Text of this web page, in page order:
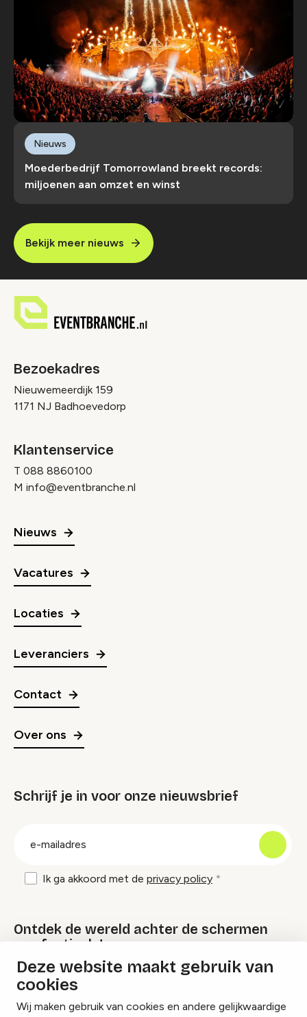
Deze website maakt gebruik van
cookies
Wij maken gebruik van cookies en andere gelijkwaardige
Moederbedrijf Tomorrowland breekt records:
miljoenen aan omzet en winst
Nieuws
Bekijk meer nieuws
Bezoekadres
Nieuwemeerdijk 159
1171 NJ Badhoevedorp
Klantenservice
T 088 8860100
M info@eventbranche.nl
Nieuws
Vacatures
Locaties
Leveranciers
Contact
Over ons
Schrijf je in voor onze nieuwsbrief
Ik ga akkoord met de privacy policy
Ontdek de wereld achter de schermen
van festivals!
Lees onze Festival Specials